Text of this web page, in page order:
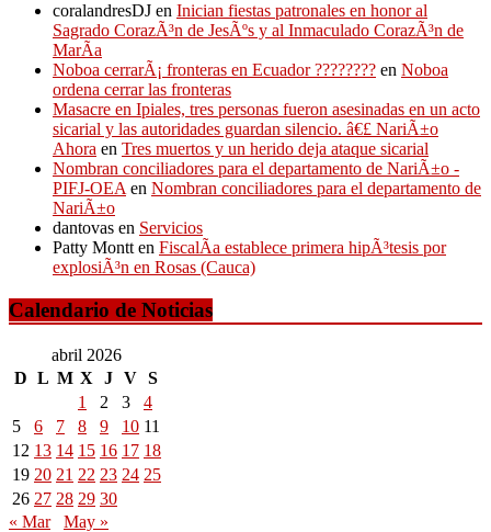
coralandresDJ en Inician fiestas patronales en honor al
Sagrado CorazÃ³n de JesÃºs y al Inmaculado CorazÃ³n de
MarÃ­a
Noboa cerrarÃ¡ fronteras en Ecuador ???????? en Noboa
ordena cerrar las fronteras
Masacre en Ipiales, tres personas fueron asesinadas en un acto
sicarial y las autoridades guardan silencio. â€£ NariÃ±o
Ahora en Tres muertos y un herido deja ataque sicarial
Nombran conciliadores para el departamento de NariÃ±o -
PIFJ-OEAen Nombran conciliadores para el departamento de
NariÃ±o
dantovas en Servicios
Patty Montten FiscalÃ­a establece primera hipÃ³tesis por
explosiÃ³n en Rosas (Cauca)
Calendario de Noticias
abril 2026
D L M X J V S
1
2 3
4
5
6 7 8 9 10 11
12 13 14 15 16 17 18
19 20 21 22 23 24 25
26 27 28 29 30
« Mar
May »